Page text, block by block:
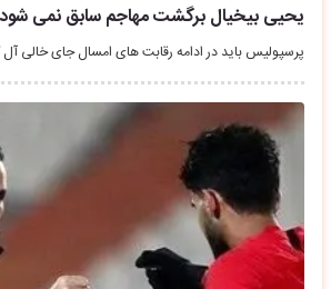
یحیی بیخیال برگشت مهاجم سابق نمی
پرسپولیس باید در ادامه رقابت های امسال جای خالی آل